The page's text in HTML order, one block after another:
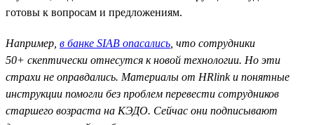
готовы к вопросам и предложениям.
Например, в банке SIAB опасались , что сотрудники
50+ скептически отнесутся к новой технологии. Но эти
страхи не оправдались. Материалы от HRlink и понятные
инструкции помогли без проблем перевести сотрудников
старшего возраста на КЭДО. Сейчас они подписывают